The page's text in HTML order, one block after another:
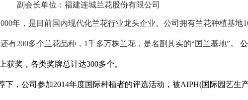
副会长单位：福建连城兰花股份有限公司
年，是目前国内现代化兰花行业龙头企业。公司拥有兰花种植基地
有200多个兰花品种， 1千多万株兰花，是名副其实的“国兰基地”。
获奖，各类奖牌总计达300多个。
下，公司参加2014年度国际种植者的评选活动，被AIPH(国际园艺生